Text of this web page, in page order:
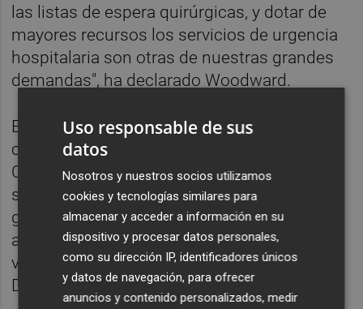
las listas de espera quirúrgicas, y dotar de
mayores recursos los servicios de urgencia
hospitalaria son otras de nuestras grandes
demandas", ha declarado Woodward.
Entre las propuestas del grupo destaca la
creación de la denominada 'Valencian
Culinary Centre', "centro de formación
superior referente y proyecto motor de la
gastronomía de la Comunitat Valenciana,
adscrito a las universidades públicas
valencianas, con sede en la localidad de
Dénia", tal como ha explicado el diputado.
Uso responsable de sus
datos
Nosotros y nuestros socios utilizamos
cookies y tecnologías similares para
almacenar y acceder a información en su
dispositivo y procesar datos personales,
como su dirección IP, identificadores únicos
y datos de navegación, para ofrecer
anuncios y contenido personalizados, medir